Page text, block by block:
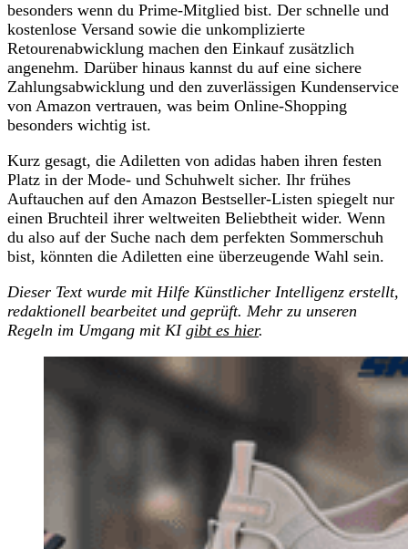
besonders wenn du Prime-Mitglied bist. Der schnelle und
kostenlose Versand sowie die unkomplizierte
Retourenabwicklung machen den Einkauf zusätzlich
angenehm. Darüber hinaus kannst du auf eine sichere
Zahlungsabwicklung und den zuverlässigen Kundenservice
von Amazon vertrauen, was beim Online-Shopping
besonders wichtig ist.
Kurz gesagt, die Adiletten von adidas haben ihren festen
Platz in der Mode- und Schuhwelt sicher. Ihr frühes
Auftauchen auf den Amazon Bestseller-Listen spiegelt nur
einen Bruchteil ihrer weltweiten Beliebtheit wider. Wenn
du also auf der Suche nach dem perfekten Sommerschuh
bist, könnten die Adiletten eine überzeugende Wahl sein.
Dieser Text wurde mit Hilfe Künstlicher Intelligenz erstellt,
redaktionell bearbeitet und geprüft. Mehr zu unseren
Regeln im Umgang mit KI gibt es hier.